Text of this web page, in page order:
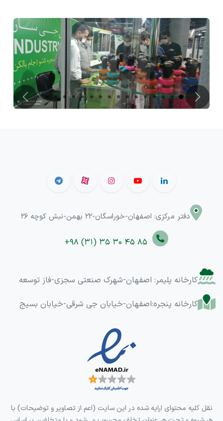
قبلی بعدی
دفتر مرکزی: اصفهان-خوراسگان-22 بهمن-نبش کوچه 26
+98 (31) 35 30 45 85
کارخانه پلیمر: اصفهان-شهرک صنعتی سجزی-فاز توسعه
کارخانه پنجره:اصفهان-خیابان جی شرقی-خیابان بسیج
نقل کلیه محتوای ارایه شده در این سایت (اعم از تصاویر و توضیحات) با